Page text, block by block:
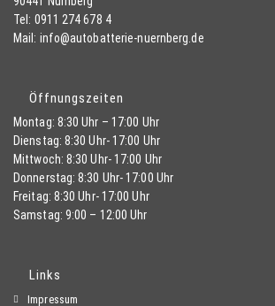
Tel: 0911 274 678 4
Mail: info@autobatterie-nuernberg.de
Öffnungszeiten
Montag: 8:30 Uhr – 17:00 Uhr
Dienstag: 8:30 Uhr- 17:00 Uhr
Mittwoch: 8:30 Uhr- 17:00 Uhr
Donnerstag: 8:30 Uhr- 17:00 Uhr
Freitag: 8:30 Uhr- 17:00 Uhr
Samstag: 9:00 – 12:00 Uhr
Links
Impressum